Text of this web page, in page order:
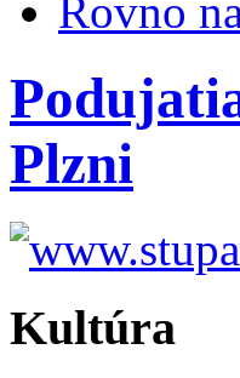
Rovno
Plzni
Kultúra